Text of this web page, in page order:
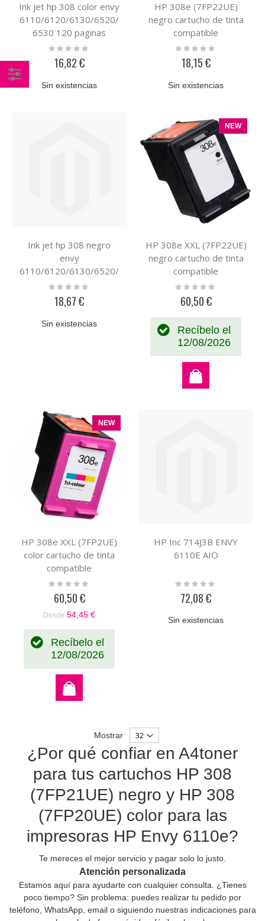
Ink jet hp 308 color envy
6110/6120/6130/6520/
6530 120 paginas
Rating:
16,82 €
Sin existencias
HP 308e (7FP22UE)
negro cartucho de tinta
compatible
Rating:
18,15 €
Sin existencias
Ink jet hp 308 negro
envy
6110/6120/6130/6520/
6530 160 paginas
Rating:
18,67 €
Sin existencias
NEW
HP 308e XXL (7FP22UE)
negro cartucho de tinta
compatible
Rating:
60,50 €
Recíbelo el
12/08/2026
NEW
HP 308e XXL (7FP2UE)
color cartucho de tinta
compatible
Rating:
60,50 €
Desde 54,45 €
Recíbelo el
12/08/2026
HP Inc 714J3B ENVY
6110E AIO
Rating:
72,08 €
Sin existencias
Mostrar
¿Por qué confiar en A4toner
para tus cartuchos HP 308
(7FP21UE) negro y HP 308
(7FP20UE) color para las
impresoras HP Envy 6110e?
Te mereces el mejor servicio y pagar solo lo justo.
Atención personalizada
Estamos aquí para ayudarte con cualquier consulta. ¿Tienes
poco tiempo? Sin problema: puedes realizar tu pedido por
teléfono, WhatsApp, email o siguiendo nuestras indicaciones para
Comprar